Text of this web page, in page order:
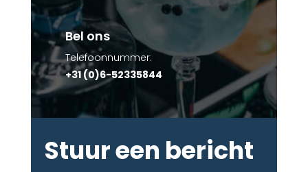
Bel ons
Telefoonnummer:
+31 (0)6-52335844
Stuur een bericht